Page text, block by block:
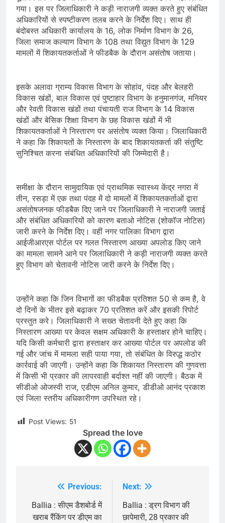
गया। इस पर जिलाधिकारी ने कड़ी नाराजगी व्यक्त करते हुए संबंधित
अधिकारियों से स्पष्टीकरण तलब करने के निर्देश दिए। साथ ही
बंदोबस्त अधिकारी कार्यालय के 16, लोक निर्माण विभाग के 26,
जिला समाज कल्याण विभाग के 108 तथा विद्युत विभाग के 129
मामलों में शिकायतकर्ताओं ने फीडबैक के दौरान असंतोष जताया।
इसके अलावा ग्राम्य विकास विभाग के सोहांव, पंदह और बेलहरी
विकास खंडों, बाल विकास एवं पुष्टाहार विभाग के हनुमानगंज, मनियर
और रेवती विकास खंडों तथा पंचायती राज विभाग के 14 विकास
खंडों और बेसिक शिक्षा विभाग के छह विकास खंडों में भी
शिकायतकर्ताओं ने निस्तारण पर असंतोष व्यक्त किया। जिलाधिकारी
ने कहा कि शिकायतों के निस्तारण के बाद शिकायतकर्ता की संतुष्टि
सुनिश्चित करना संबंधित अधिकारियों की जिम्मेदारी है।
समीक्षा के दौरान सामुदायिक एवं प्राथमिक स्वास्थ्य केंद्र नगरा में
तीन, रसड़ा में एक तथा पंदह में दो मामलों में शिकायतकर्ताओं द्वारा
असंतोषजनक फीडबैक दिए जाने पर जिलाधिकारी ने नाराजगी जताई
और संबंधित अधिकारियों को कारण बताओ नोटिस (शोकॉज नोटिस)
जारी करने के निर्देश दिए। वहीं नगर पालिका विभाग द्वारा
आईजीआरएस पोर्टल पर गलत निस्तारण आख्या अपलोड किए जाने
का मामला सामने आने पर जिलाधिकारी ने कड़ी नाराजगी व्यक्त करते
हुए विभाग को चेतावनी नोटिस जारी करने के निर्देश दिए।
उन्होंने कहा कि जिन विभागों का फीडबैक प्रतिशत 50 से कम है, वे
दो दिनों के भीतर इसे बढ़ाकर 70 प्रतिशत करें और इसकी रिपोर्ट
प्रस्तुत करे। जिलाधिकारी ने सख्त चेतावनी देते हुए कहा कि
निस्तारण आख्या पर केवल सक्षम अधिकारी के हस्ताक्षर होने चाहिए।
यदि किसी कर्मचारी द्वारा हस्ताक्षर कर आख्या पोर्टल पर अपलोड की
गई और जांच में मामला सही पाया गया, तो संबंधित के विरुद्ध कठोर
कार्रवाई की जाएगी। उन्होंने कहा कि शिकायत निस्तारण की गुणवत्ता
में किसी भी प्रकार की लापरवाही बर्दाश्त नहीं की जाएगी। बैठक में
सीडीओ ओजस्वी राज, एडीएम अनिल कुमार, डीडीओ आनंद प्रकाश
एवं जिला स्तरीय अधिकारीगण उपस्थित रहे।
Post Views: 51
Spread the love
navigation
Previous:
Ballia : सीएम डैशबोर्ड में
खराब रैंकिंग पर डीएम का
Next:
Ballia : ड्रग विभाग की
छापेमारी, 28 प्रकार की